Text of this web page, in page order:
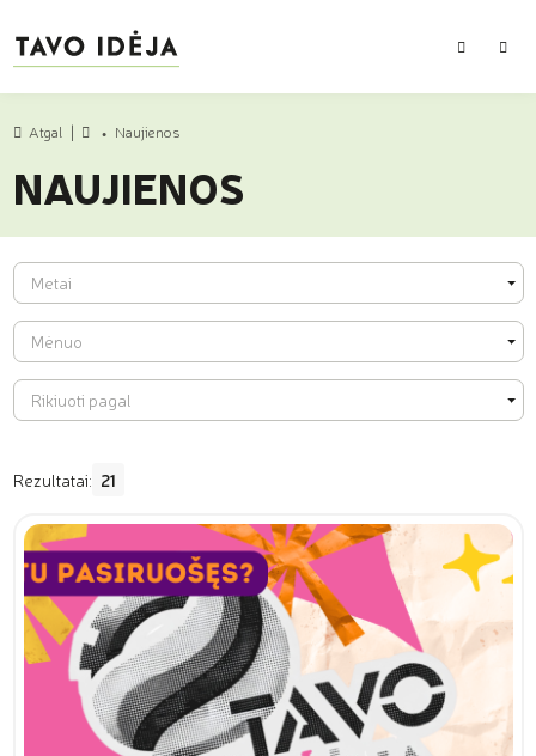
PAIEŠKA
Atgal
Naujienos
NAUJIENOS
MetaiMetai
MėnuoMėnuo
Rikiuoti pagal
Rikiuoti pagal
Rezultatai: 21